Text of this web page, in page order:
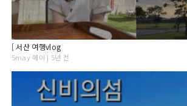
[ 서산 여행vlog
5may 메이 | 5년 전